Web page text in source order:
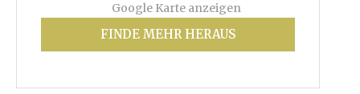
Google Karte anzeigen
FINDE MEHR HERAUS